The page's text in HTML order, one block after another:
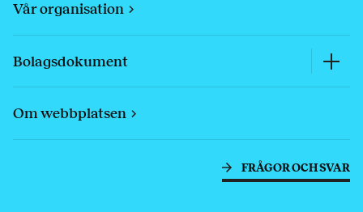
Vår organisation
Bolagsdokument
Om webbplatsen
FRÅGOR OCH SVAR